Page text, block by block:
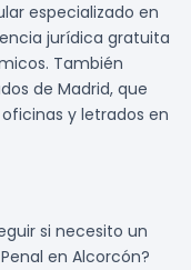
especializado en
jurídica gratuita
También
de Madrid, que
y letrados en
si necesito un
en Alcorcón?